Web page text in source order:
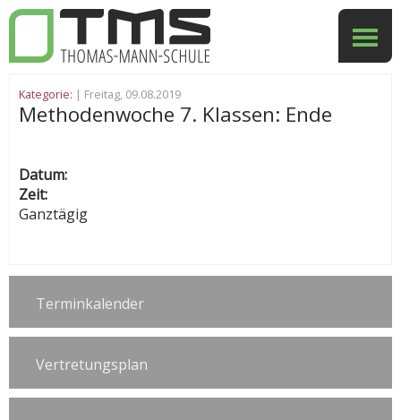
Kategorie: | Freitag, 09.08.2019
Methodenwoche 7. Klassen: Ende
Datum:
Zeit:
Ganztägig
Terminkalender
Vertretungsplan